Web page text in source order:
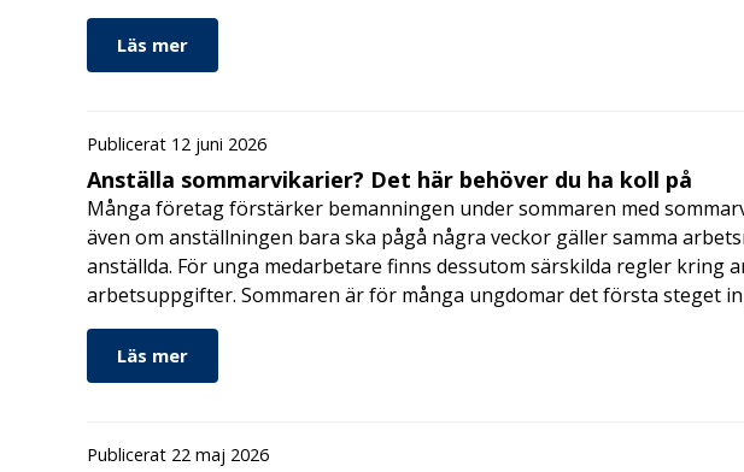
Läs mer
Publicerat 12 juni 2026
Anställa sommarvikarier? Det här behöver du ha koll på
Många företag förstärker bemanningen under sommaren med
även om anställningen bara ska pågå några veckor gäller samma
anställda. För unga medarbetare finns dessutom särskilda regler kring
arbetsuppgifter. Sommaren är för många ungdomar det första steget
Läs mer
Publicerat 22 maj 2026